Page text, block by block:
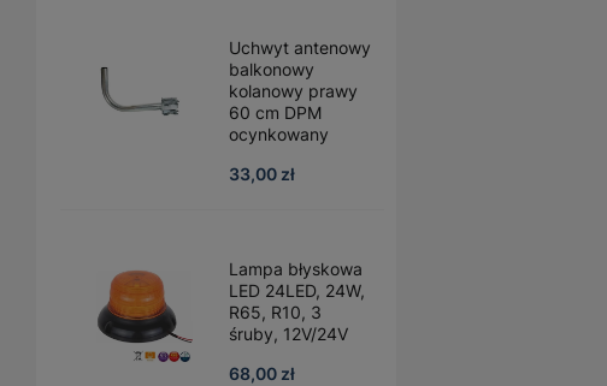
Uchwyt antenowy
balkonowy
kolanowy prawy
60 cm DPM
ocynkowany
33,00 zł
Lampa błyskowa
LED 24LED, 24W,
R65, R10, 3
śruby, 12V/24V
68,00 zł